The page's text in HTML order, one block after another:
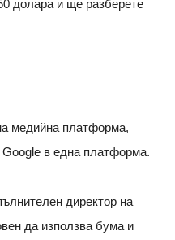
долара и ще разберете
медийна платформа,
в една платформа.
директор на
да използва бума и